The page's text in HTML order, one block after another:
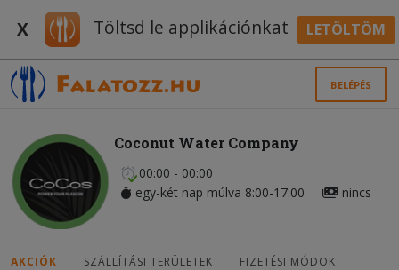
X Töltsd le applikációnkat LETÖLTÖM
BELÉPÉS
Coconut Water Company
00:00 - 00:00
egy-két nap múlva 8:00-17:00
nincs
AKCIÓK SZÁLLÍTÁSI TERÜLETEK FIZETÉSI MÓDOK